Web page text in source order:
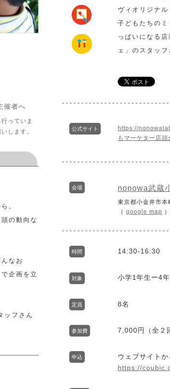
催者へ
っていま
します。
。
の動向な
なお
企画を立
ッフさん
ヴィオリジナ
子どもたちの
っぱいになる
ェ」のスタッ
公式サイト
https://
もマーケター店頭
会場 nonowa武蔵
東京都小金井市
（ google map ）
時間 14:30-16:30
対象 小学1年生ー4
定員 8名
参加費 7,000円（全２
申込
ウェブサイトか
https://